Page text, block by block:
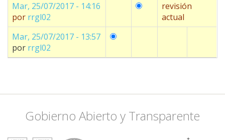
Mar, 25/07/2017 - 14:16
por rrgl02
revisión
actual
Mar, 25/07/2017 - 13:57
por rrgl02
Gobierno Abierto y Transparente